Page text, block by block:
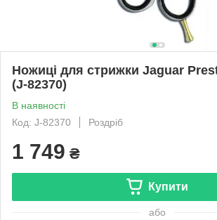
Ножиці для стрижки Jaguar
(J-82370)
В наявності
Код: J-82370
Роздріб
1 749 ₴
Купити
або